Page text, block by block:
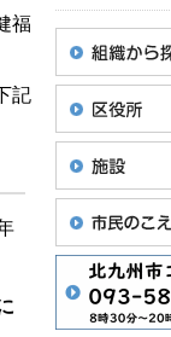
福
記